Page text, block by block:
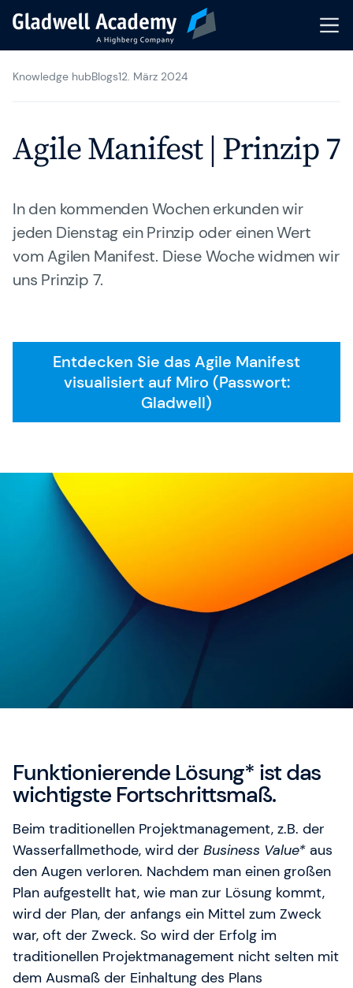
Agile Trainings
Transformation Journeys
Gladwell Coaching
Trainer & Coaches
Karriere
Gladwell Academy
Sie benötigen weitere Informationen oder haben
Fragen?
Unser Training & Development Manager Jonas
Kontakt
Allgemeine Geschäftsbedingungen
English Website
Währung: EUR (€)
Sprache ändern
Knowledge hubBlogs12. März 2024
Agile Manifest | Prinzip 7
In den kommenden Wochen erkunden wir
jeden Dienstag ein Prinzip oder einen Wert
vom Agilen Manifest. Diese Woche widmen wir
uns Prinzip 7.
Entdecken Sie das Agile Manifest
visualisiert auf Miro (Passwort:
Gladwell)
Funktionierende Lösung* ist das
wichtigste Fortschrittsmaß.
Beim traditionellen Projektmanagement, z.B. der
Wasserfallmethode, wird der Business Value* aus
den Augen verloren. Nachdem man einen großen
Plan aufgestellt hat, wie man zur Lösung kommt,
wird der Plan, der anfangs ein Mittel zum Zweck
war, oft der Zweck. So wird der Erfolg im
traditionellen Projektmanagement nicht selten mit
dem Ausmaß der Einhaltung des Plans